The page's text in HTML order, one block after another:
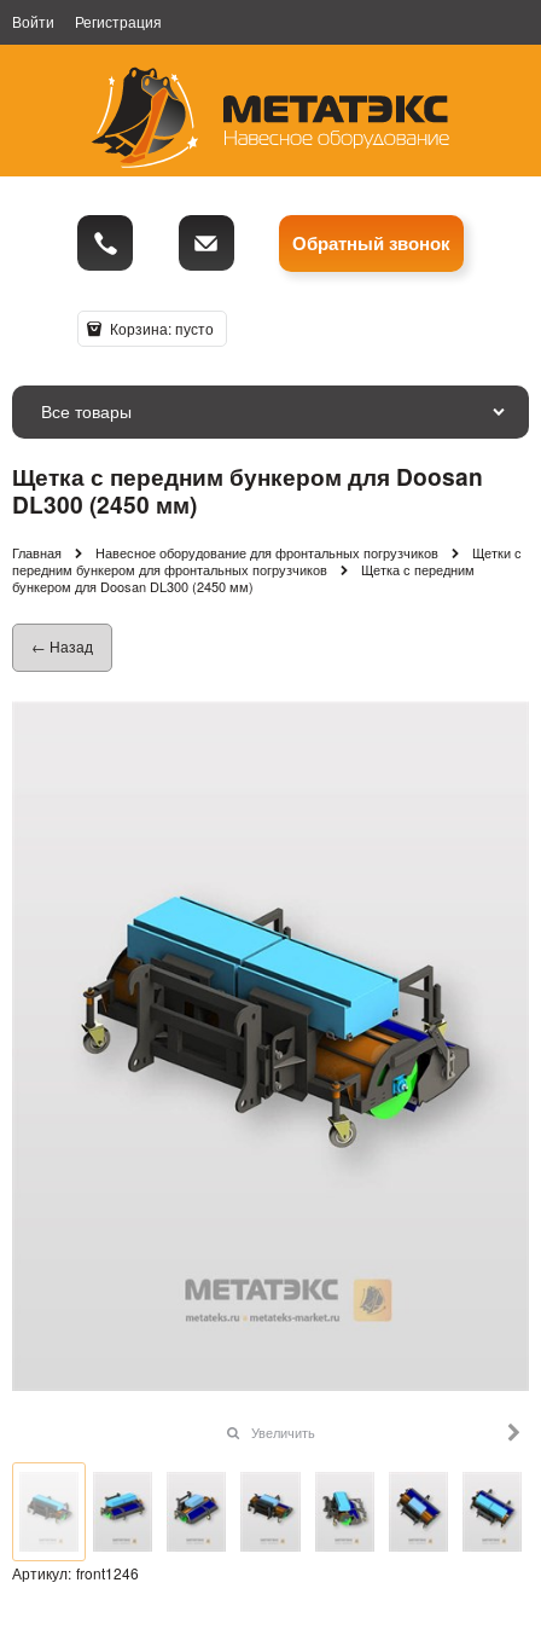
Войти Регистрация
Обратный звонок
Корзина:пусто
Все товары
Щетка с передним бункером для Doosan
DL300 (2450 мм)
Главная Навесное оборудование для фронтальных погрузчиков
Щетки с
передним бункером для фронтальных погрузчиков
Щетка с передним
бункером для Doosan DL300 (2450 мм)
← Назад
Увеличить
Артикул: front1246